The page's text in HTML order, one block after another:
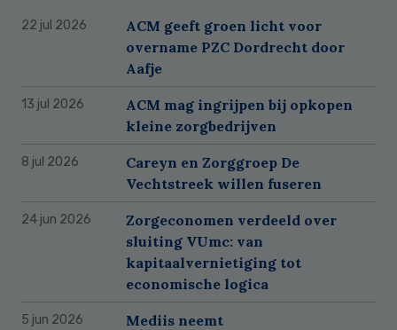
22 jul 2026
ACM geeft groen licht voor
overname PZC Dordrecht door
Aafje
13 jul 2026
ACM mag ingrijpen bij opkopen
kleine zorgbedrijven
8 jul 2026
Careyn en Zorggroep De
Vechtstreek willen fuseren
24 jun 2026
Zorgeconomen verdeeld over
sluiting VUmc: van
kapitaalvernietiging tot
economische logica
5 jun 2026
Mediis neemt